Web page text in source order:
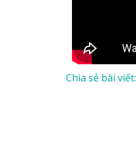
Chia sẻ bài viết: